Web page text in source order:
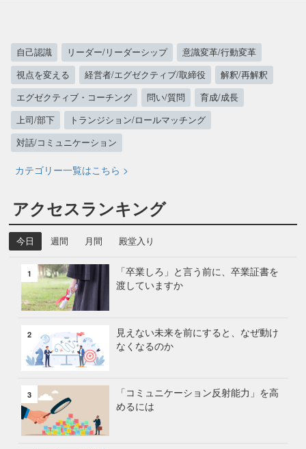
自己認識 リーダー/リーダーシップ
意識変革/行動変革
視点を変える
経営者/エグゼクティブ/取締役
解釈/再解釈
エグゼクティブ・コーチング
問い/質問
育成/成長
上司/部下
トランジション/ロールマッチング
対話/コミュニケーション
カテゴリー一覧はこちら >
アクセスランキング
今日 週間 月間 殿堂入り
1
「卒業しろ」と言う前に、卒業証書を
渡していますか
2
見えない未来を前にすると、なぜ動け
なくなるのか
3
「コミュニケーション反射能力」を高
めるには